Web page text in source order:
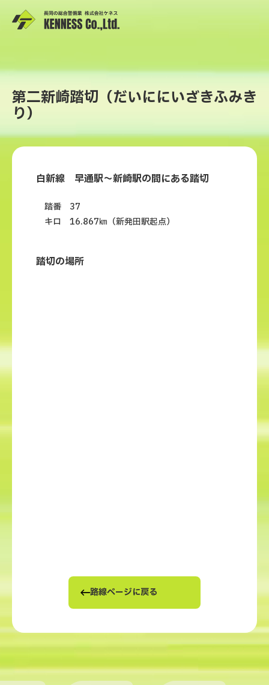
第二新崎踏切（だいににいざきふみき
り）
白新線 早通駅～新崎駅の間にある踏切
踏番 37
キロ 16.867㎞（新発田駅起点）
踏切の場所
路線ページに戻る